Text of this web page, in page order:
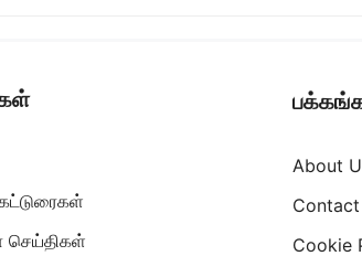
கட்டுரைகள்
செய்திகள்
About
Cookie